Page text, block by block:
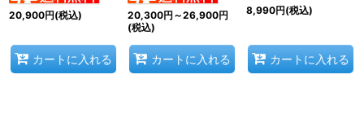
20,900円(税込)
カートに入れる
20,300円 ～26,900円
(税込)
カートに入れる
8,990円(税込)
カートに入れる